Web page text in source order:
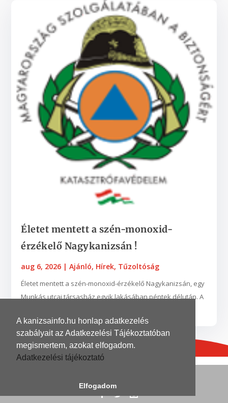
A kanizsainfo.hu honlap adatkezelés
szabályait az Adatkezelési Tájékoztatóban
megismertem, azokat elfogadom.
Adatkezelési tájékoztató
Elfogadom
Életet mentett a szén-monoxid-
érzékelő Nagykanizsán !
aug 6, 2026 |Ajánló, Hírek, Tűzoltóság
Életet mentett a szén-monoxid-érzékelő Nagykanizsán, egy
Munkás utcai társasház egyik lakásában péntek délután. A